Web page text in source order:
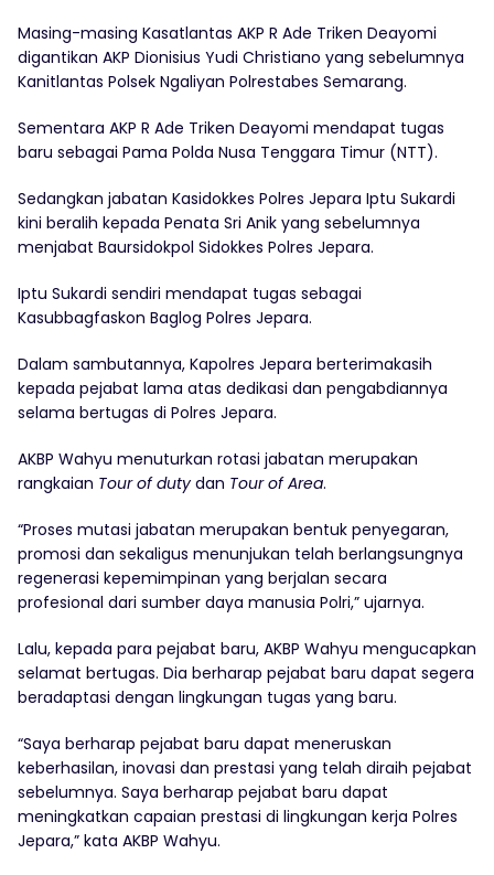
Masing-masing Kasatlantas AKP R Ade Triken Deayomi
digantikan AKP Dionisius Yudi Christiano yang sebelumnya
Kanitlantas Polsek Ngaliyan Polrestabes Semarang.
Sementara AKP R Ade Triken Deayomi mendapat tugas
baru sebagai Pama Polda Nusa Tenggara Timur (NTT).
Sedangkan jabatan Kasidokkes Polres Jepara Iptu Sukardi
kini beralih kepada Penata Sri Anik yang sebelumnya
menjabat Baursidokpol Sidokkes Polres Jepara.
Iptu Sukardi sendiri mendapat tugas sebagai
Kasubbagfaskon Baglog Polres Jepara.
Dalam sambutannya, Kapolres Jepara berterimakasih
kepada pejabat lama atas dedikasi dan pengabdiannya
selama bertugas di Polres Jepara.
AKBP Wahyu menuturkan rotasi jabatan merupakan
rangkaian Tour of dutydan Tour of Area.
“Proses mutasi jabatan merupakan bentuk penyegaran,
promosi dan sekaligus menunjukan telah berlangsungnya
regenerasi kepemimpinan yang berjalan secara
profesional dari sumber daya manusia Polri,” ujarnya.
Lalu, kepada para pejabat baru, AKBP Wahyu mengucapkan
selamat bertugas. Dia berharap pejabat baru dapat segera
beradaptasi dengan lingkungan tugas yang baru.
“Saya berharap pejabat baru dapat meneruskan
keberhasilan, inovasi dan prestasi yang telah diraih pejabat
sebelumnya. Saya berharap pejabat baru dapat
meningkatkan capaian prestasi di lingkungan kerja Polres
Jepara,” kata AKBP Wahyu.